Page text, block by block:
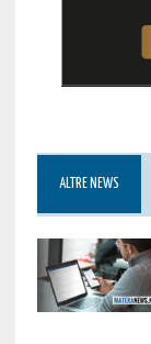
ALTRE NEWS